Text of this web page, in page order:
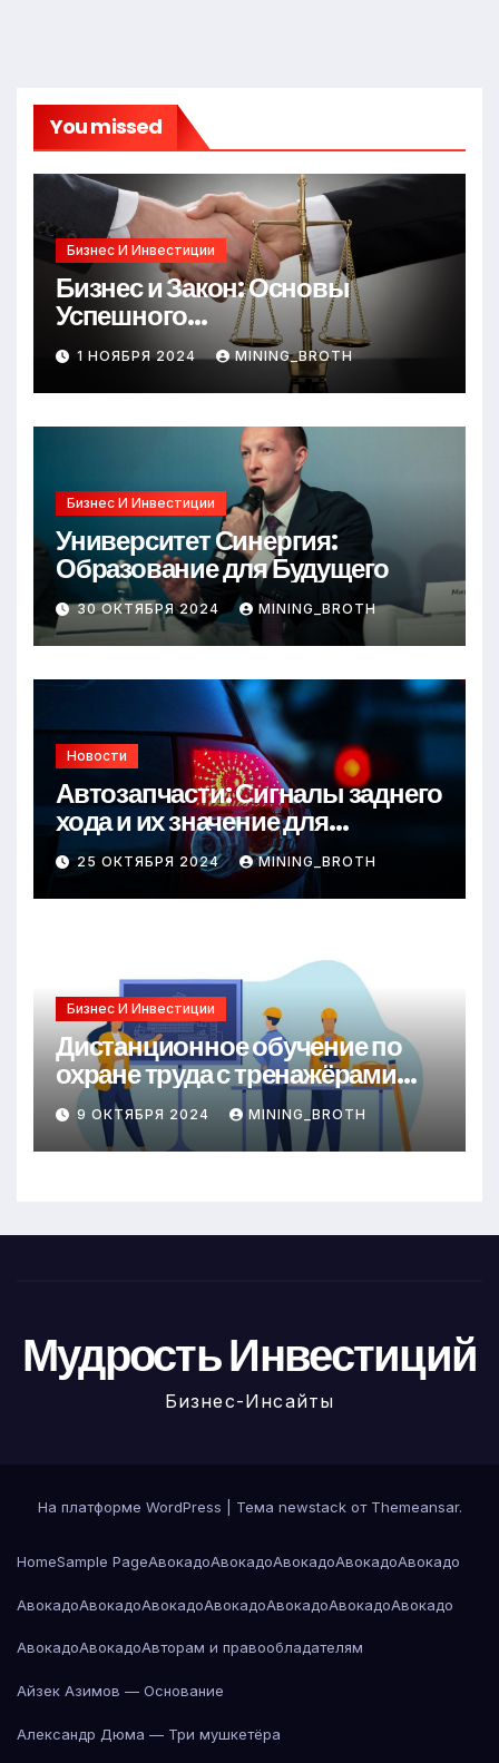
You missed
Бизнес И Инвестиции
Бизнес и Закон: Основы
Успешного
Предпринимательства
1 НОЯБРЯ 2024 MINING_BROTH
Бизнес И Инвестиции
Университет Синергия:
Образование для Будущего
30 ОКТЯБРЯ 2024 MINING_BROTH
Новости
Автозапчасти: Сигналы заднего
хода и их значение для
безопасности на дороге
25 ОКТЯБРЯ 2024 MINING_BROTH
Бизнес И Инвестиции
Дистанционное обучение по
охране труда с тренажёрами
онлайн
9 ОКТЯБРЯ 2024 MINING_BROTH
Мудрость Инвестиций
Бизнес-Инсайты
На платформе WordPress Тема newstack от Themeansar.
HomeSample PageАвокадоАвокадоАвокадоАвокадоАвокадо
АвокадоАвокадоАвокадоАвокадоАвокадоАвокадоАвокадо
АвокадоАвокадоАвторам и правообладателям
Айзек Азимов — Основание
Александр Дюма — Три мушкетёра